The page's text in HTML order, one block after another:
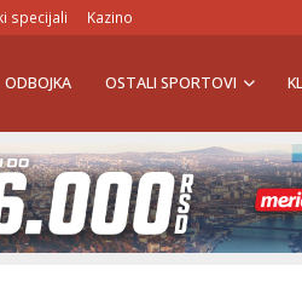
specijali Kazino
ODBOJKA OSTALI SPORTOVI